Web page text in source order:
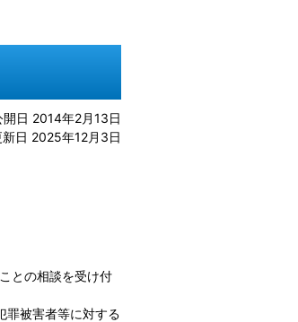
開日 2014年2月13日
新日 2025年12月3日
との相談を受け付
罪被害者等に対する